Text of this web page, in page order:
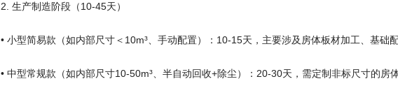
2. 生产制造阶段（10-45天）
• 小型简易款（如内部尺寸＜10m³、手动配置）：10-15天，主要涉及房体板材加工、基础配
• 中型常规款（如内部尺寸10-50m³、半自动回收+除尘）：20-30天，需定制非标尺寸的房